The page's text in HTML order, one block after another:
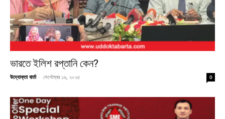
ভারতে ইলিশ রপ্তানি কেন?
উদ্যোক্তা বার্তা - সেপ্টেম্বর ১৬, ২০২৫ 0